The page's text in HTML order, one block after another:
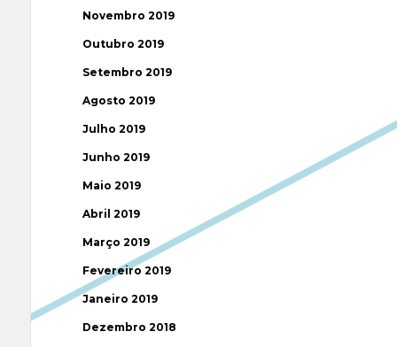
Novembro 2019
Outubro 2019
Setembro 2019
Agosto 2019
Julho 2019
Junho 2019
Maio 2019
Abril 2019
Março 2019
Fevereiro 2019
Janeiro 2019
Dezembro 2018